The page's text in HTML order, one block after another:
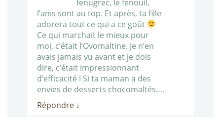
fenugrec, le fenouil,
l’anis sont au top. Et après, ta fille
adorera tout ce qui a ce goût
Ce qui marchait le mieux pour
moi, c’était l’Ovomaltine. Je n’en
avais jamais vu avant et je dois
dire, c’était impressionnant
d’efficacité ! Si ta maman a des
envies de desserts chocomaltés….
Répondre ↓